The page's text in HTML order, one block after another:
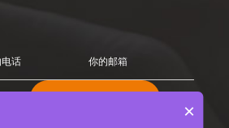
话 你的邮箱
×